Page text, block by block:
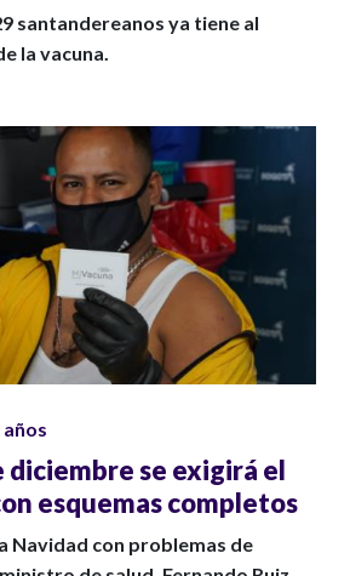
santandereanos ya tiene al
la vacuna.
años
diciembre se exigirá el
esquemas completos
Navidad con problemas de